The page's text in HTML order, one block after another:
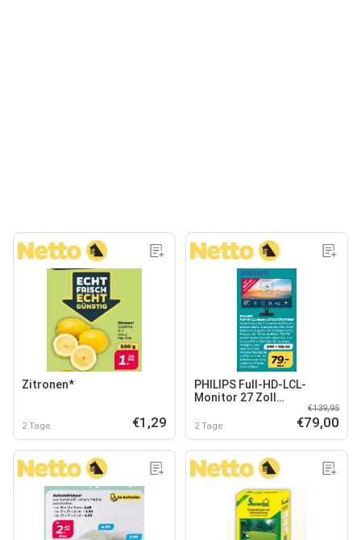
Zitronen*
2 Tage €1,29
PHILIPS Full-HD-LCL-
Monitor 27 Zoll
2 Tage
€139,95
€79,00